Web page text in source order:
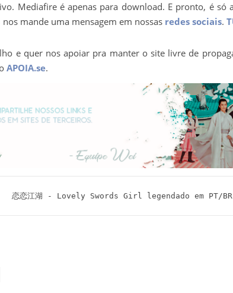
Mediafire é apenas para download. E pronto, é só
mande uma mensagem em nossas redes sociais.
e quer nos apoiar pra manter o site livre de
APOIA.se.
恋恋江湖 - Lovely Swords Girl legendado em PT/